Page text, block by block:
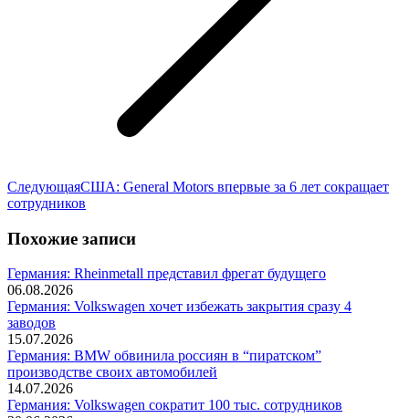
СледующаяСледующая
запись:
США: General Motors впервые за 6 лет сокращает
сотрудников
Похожие записи
Германия: Rheinmetall представил фрегат будущего
06.08.2026
Германия: Volkswagen хочет избежать закрытия сразу 4
заводов
15.07.2026
Германия: BMW обвинила россиян в “пиратском”
производстве своих автомобилей
14.07.2026
Германия: Volkswagen сократит 100 тыс. сотрудников